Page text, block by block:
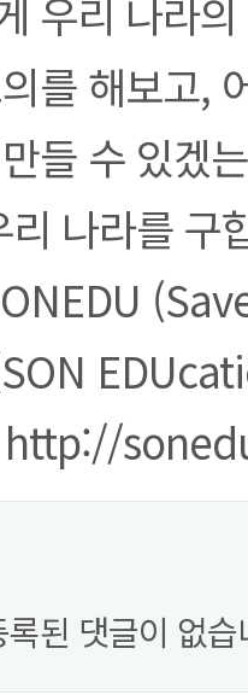
우리 나라
를 해보고,
들 수 있겠
나라를 구
http://
록된 댓글이 없습